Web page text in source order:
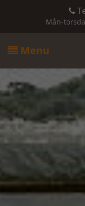

Mån-
 Menu